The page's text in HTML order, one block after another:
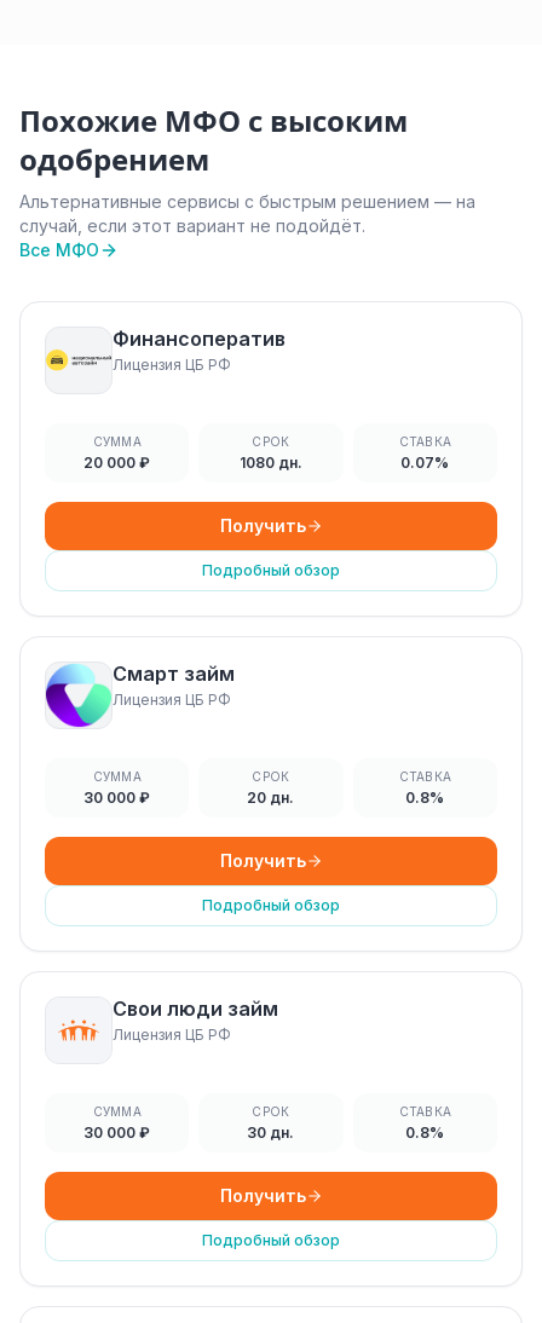
Похожие МФО с высоким
одобрением
Альтернативные сервисы с быстрым решением — на
случай, если этот вариант не подойдёт.
Все МФО
Финансоператив
Лицензия ЦБ РФ
СУММА
20 000 ₽
СРОК
1080 дн.
СТАВКА
0.07%
Получить
Подробный обзор
Смарт займ
Лицензия ЦБ РФ
СУММА
30 000 ₽
СРОК
20 дн.
СТАВКА
0.8%
Получить
Подробный обзор
Свои люди займ
Лицензия ЦБ РФ
СУММА
30 000 ₽
СРОК
30 дн.
СТАВКА
0.8%
Получить
Подробный обзор